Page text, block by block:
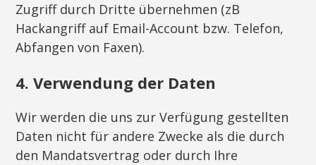
Zugriff durch Dritte übernehmen (zB
Hackangriff auf Email-Account bzw. Telefon,
Abfangen von Faxen).
4. Verwendung der Daten
Wir werden die uns zur Verfügung gestellten
Daten nicht für andere Zwecke als die durch
den Mandatsvertrag oder durch Ihre